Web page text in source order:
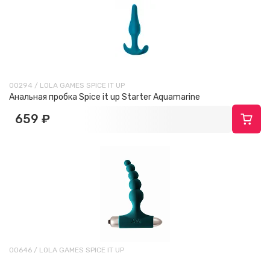
00294 / LOLA GAMES SPICE IT UP
Анальная пробка Spice it up Starter Aquamarine
659 ₽
00646 / LOLA GAMES SPICE IT UP